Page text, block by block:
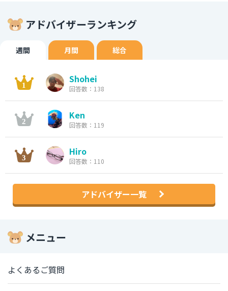
アドバイザーランキング
週間 月間 総合
Shohei
回答数：138
Ken
回答数：119
Hiro
回答数：110
アドバイザー一覧
メニュー
よくあるご質問